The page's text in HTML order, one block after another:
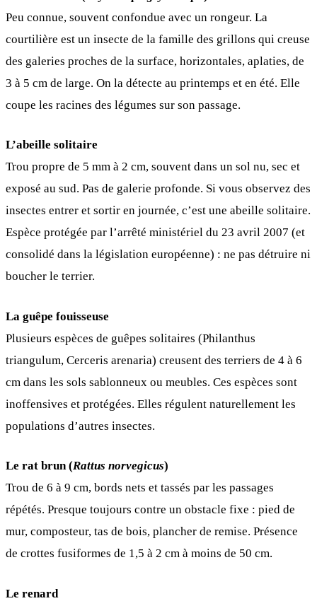
Peu connue, souvent confondue avec un rongeur. La
courtilière est un insecte de la famille des grillons qui creuse
des galeries proches de la surface, horizontales, aplaties, de
3 à 5 cm de large. On la détecte au printemps et en été. Elle
coupe les racines des légumes sur son passage.
L’abeille solitaire
Trou propre de 5 mm à 2 cm, souvent dans un sol nu, sec et
exposé au sud. Pas de galerie profonde. Si vous observez des
insectes entrer et sortir en journée, c’est une abeille solitaire.
Espèce protégée par l’arrêté ministériel du 23 avril 2007 (et
consolidé dans la législation européenne) : ne pas détruire ni
boucher le terrier.
La guêpe fouisseuse
Plusieurs espèces de guêpes solitaires (Philanthus
triangulum, Cerceris arenaria) creusent des terriers de 4 à 6
cm dans les sols sablonneux ou meubles. Ces espèces sont
inoffensives et protégées. Elles régulent naturellement les
populations d’autres insectes.
Le rat brun (Rattus norvegicus)
Trou de 6 à 9 cm, bords nets et tassés par les passages
répétés. Presque toujours contre un obstacle fixe : pied de
mur, composteur, tas de bois, plancher de remise. Présence
de crottes fusiformes de 1,5 à 2 cm à moins de 50 cm.
Le renard